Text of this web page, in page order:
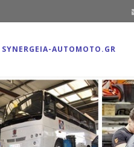
SYNERGEIA-AUTOMOTO.GR